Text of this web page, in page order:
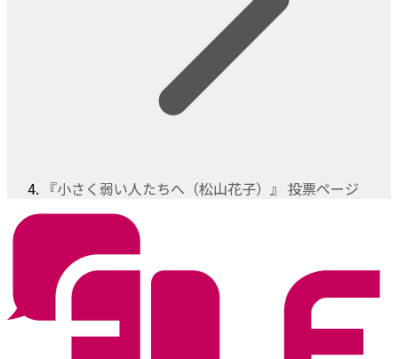
『小さく弱い人たちへ（松山花子）』 投票ページ